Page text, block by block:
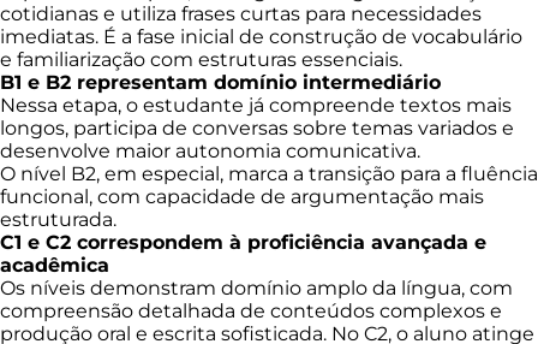
cotidianas e utiliza frases curtas para necessidades
imediatas. É a fase inicial de construção de vocabulário
e familiarização com estruturas essenciais.
B1 e B2 representam domínio intermediário
Nessa etapa, o estudante já compreende textos mais
longos, participa de conversas sobre temas variados e
desenvolve maior autonomia comunicativa.
O nível B2, em especial, marca a transição para a fluência
funcional, com capacidade de argumentação mais
estruturada.
C1 e C2 correspondem à proficiência avançada e
acadêmica
Os níveis demonstram domínio amplo da língua, com
compreensão detalhada de conteúdos complexos e
produção oral e escrita sofisticada. No C2, o aluno atinge